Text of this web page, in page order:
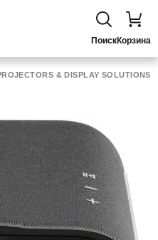
ПоискКорзина
& DISPLAY SOLUTIONS